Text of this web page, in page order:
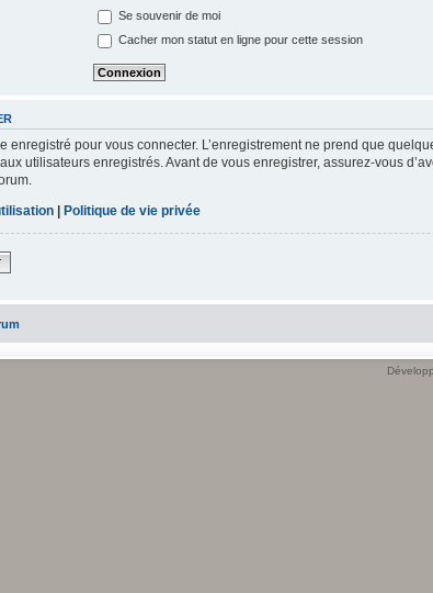
Se souvenir de moi
Cacher mon statut en ligne pour cette session
enregistré pour vous connecter. L’enregistrement ne prend que
utilisateurs enregistrés. Avant de vous enregistrer, assurez-vous
| Politique de vie privée